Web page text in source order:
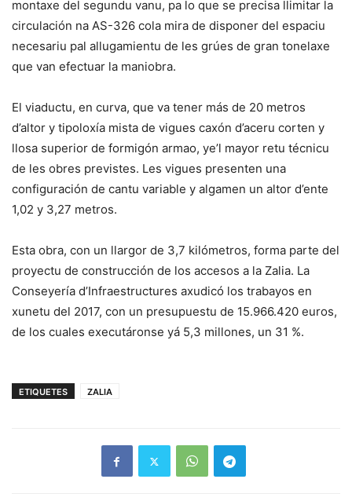
montaxe del segundu vanu, pa lo que se precisa llimitar la
circulación na AS-326 cola mira de disponer del espaciu
necesariu pal allugamientu de les grúes de gran tonelaxe
que van efectuar la maniobra.
El viaductu, en curva, que va tener más de 20 metros
d’altor y tipoloxía mista de vigues caxón d’aceru corten y
llosa superior de formigón armao, ye’l mayor retu técnicu
de les obres previstes. Les vigues presenten una
configuración de cantu variable y algamen un altor d’ente
1,02 y 3,27 metros.
Esta obra, con un llargor de 3,7 kilómetros, forma parte del
proyectu de construcción de los accesos a la Zalia. La
Conseyería d’Infraestructures axudicó los trabayos en
xunetu del 2017, con un presupuestu de 15.966.420 euros,
de los cuales executáronse yá 5,3 millones, un 31 %.
ETIQUETES ZALIA